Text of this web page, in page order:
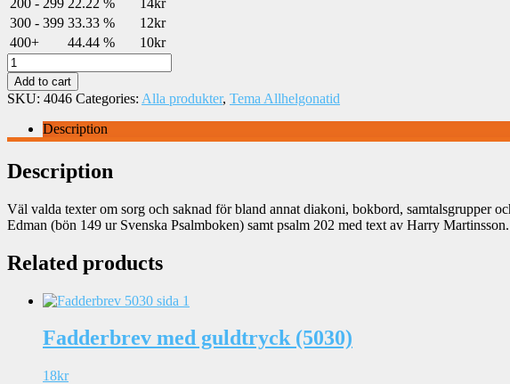
300 - 399 33.33 % 12kr
400+
44.44 % 10kr
Sorg
&
Saknad
–
rosor
(4046)
Add to cart
SKU: 4046 Categories: Alla produkter, Tema Allhelgonatid
Description
Description
Väl valda texter om sorg och saknad för bland annat diakoni, bokbord, samtalsgrupper
Edman (bön 149 ur Svenska Psalmboken) samt psalm 202 med text av Harry
Related products
Fadderbrev med guldtryck (5030)
18kr